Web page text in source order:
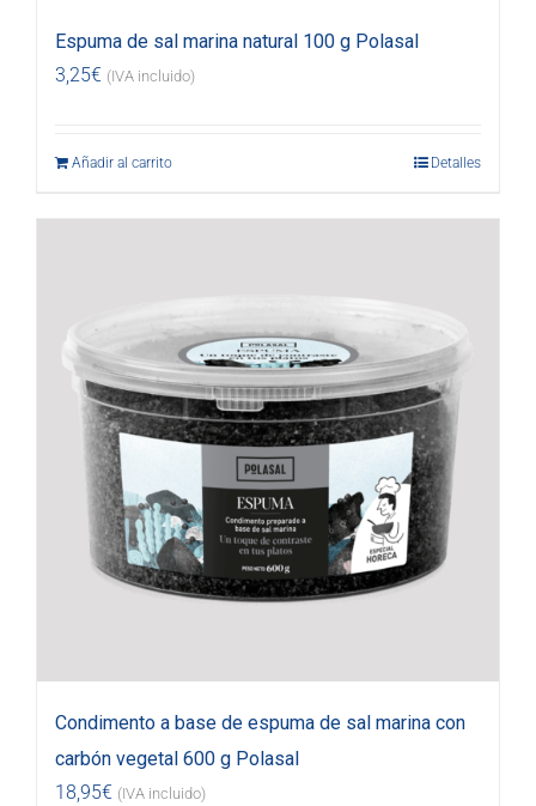
Espuma de sal marina natural 100 g Polasal
3,25€ (IVA incluido)
Añadir al carrito Detalles
Condimento a base de espuma de sal marina con
carbón vegetal 600 g Polasal
18,95€ (IVA incluido)